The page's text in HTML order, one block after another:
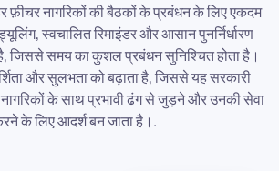
फ़ीचर नागरिकों की बैठकों के प्रबंधन के लिए एकदम
स्वचालित रिमाइंडर और आसान पुनर्निर्धारण
जिससे समय का कुशल प्रबंधन सुनिश्चित होता है।
और सुलभता को बढ़ाता है, जिससे यह सरकारी
के साथ प्रभावी ढंग से जुड़ने और उनकी सेवा
के लिए आदर्श बन जाता है।.